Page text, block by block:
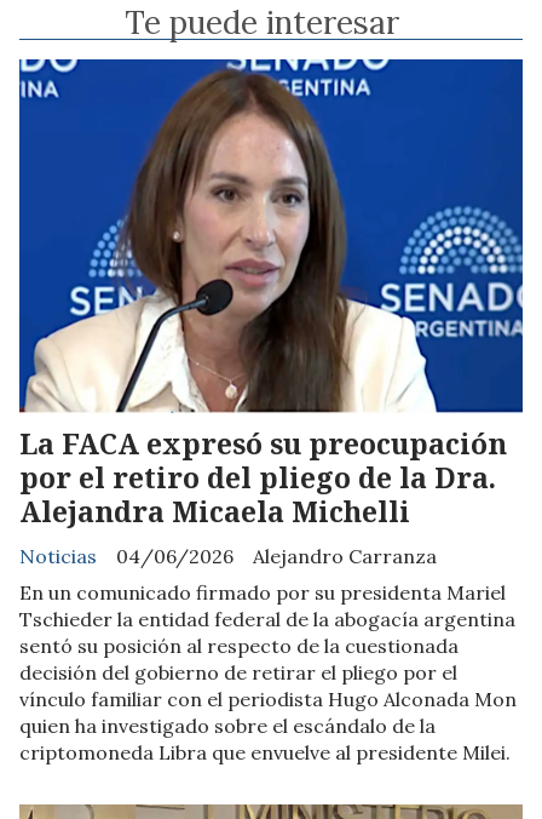
Te puede interesar
La FACA expresó su preocupación
por el retiro del pliego de la Dra.
Alejandra Micaela Michelli
Alejandro Carranza
Noticias
04/06/2026
En un comunicado firmado por su presidenta Mariel
Tschieder la entidad federal de la abogacía argentina
sentó su posición al respecto de la cuestionada
decisión del gobierno de retirar el pliego por el
vínculo familiar con el periodista Hugo Alconada Mon
quien ha investigado sobre el escándalo de la
criptomoneda Libra que envuelve al presidente Milei.